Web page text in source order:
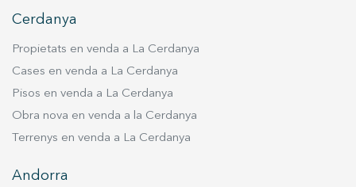
Cerdanya
Propietats en venda a La Cerdanya
Cases en venda a La Cerdanya
Pisos en venda a La Cerdanya
Obra nova en venda a la Cerdanya
Terrenys en venda a La Cerdanya
Andorra